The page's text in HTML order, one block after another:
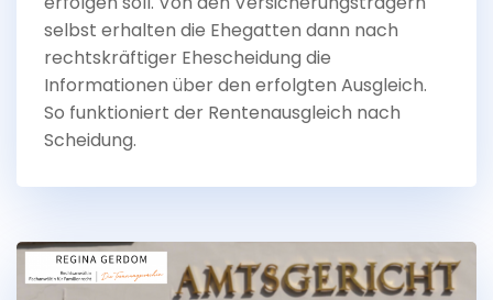
selbst erhalten die Ehegatten dann nach
rechtskräftiger Ehescheidung die
Informationen über den erfolgten Ausgleich.
So funktioniert der Rentenausgleich nach
Scheidung.